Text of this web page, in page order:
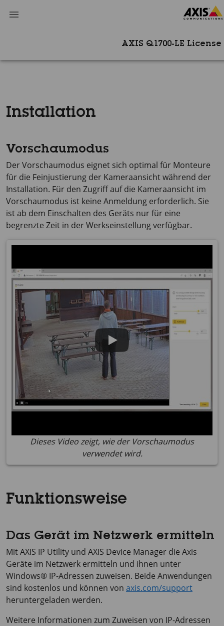
AXIS Q1700-LE
Installation
Vorschaumodus
Der Vorschaumodus eignet sich optimal für Monteure
für die Feinjustierung der Kameraansicht während der
Installation. Für den Zugriff auf die Kameraansicht im
Vorschaumodus ist keine Anmeldung erforderlich. Sie
ist ab dem Einschalten des Geräts nur für eine
begrenzte Zeit in der Werkseinstellung verfügbar.
Dieses Video zeigt, wie der Vorschaumodus
verwendet wird.
Funktionsweise
Das Gerät im Netzwerk ermitteln
MitAXIS IP Utility und AXIS Device Manager die Axis
Geräte im Netzwerk ermitteln und ihnen unter
Windows® IP-Adressen zuweisen. Beide Anwendungen
sind kostenlos und können von axis.com/support
heruntergeladen werden.
Weitere Informationen zum Zuweisen von IP-Adressen